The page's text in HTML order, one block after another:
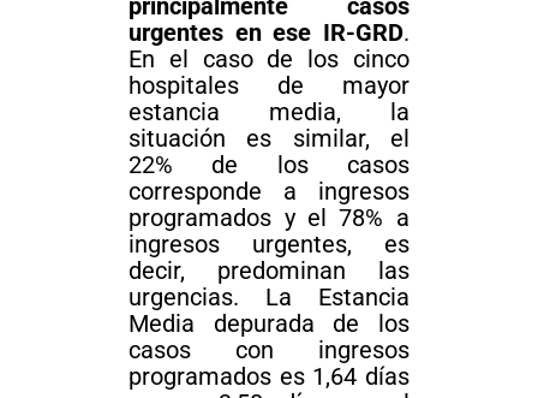
principalmente casos
urgentes en ese IR-GRD.
En el caso de los cinco
hospitales de mayor
estancia media, la
situación es similar, el
22% de los casos
corresponde a ingresos
programados y el 78% a
ingresos urgentes, es
decir, predominan las
urgencias. La Estancia
Media depurada de los
casos con ingresos
programados es 1,64 días